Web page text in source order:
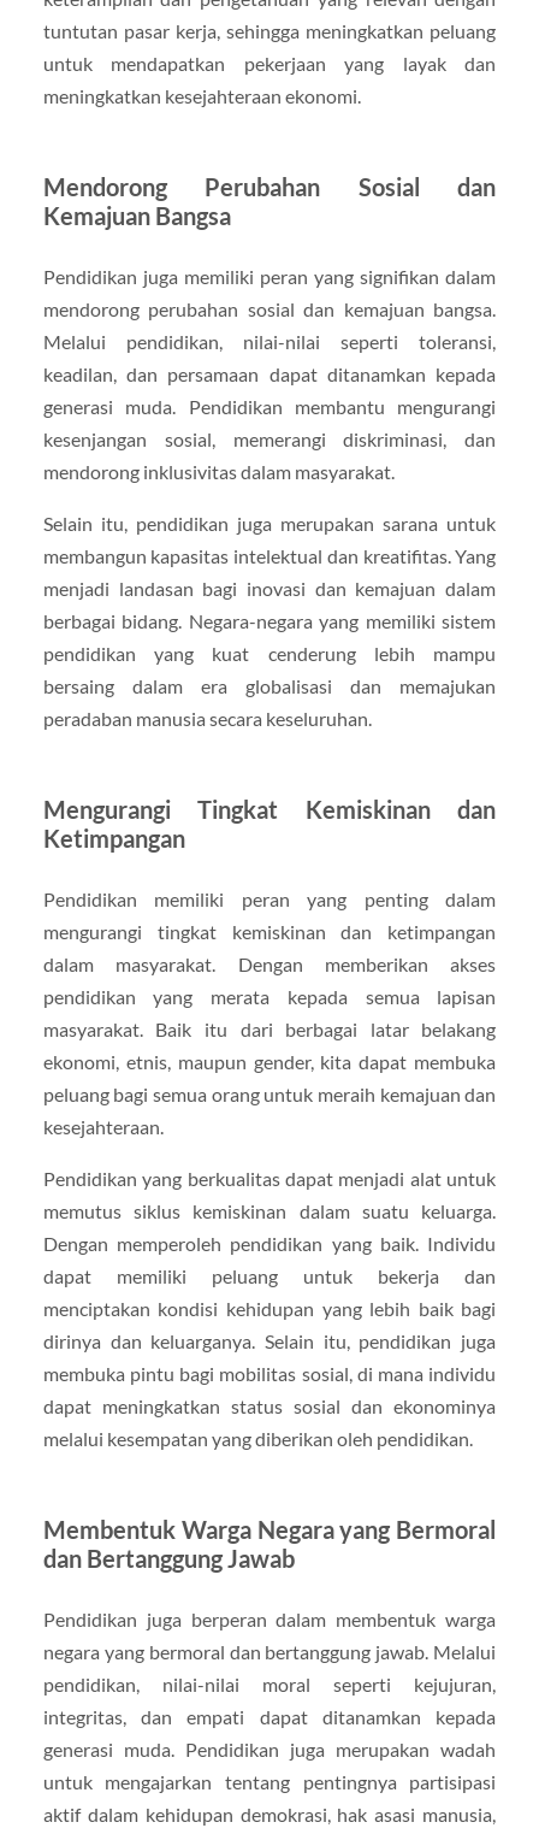
tuntutan pasar kerja, sehingga meningkatkan peluang
untuk mendapatkan pekerjaan yang layak dan
meningkatkan kesejahteraan ekonomi.
Mendorong Perubahan Sosial dan
Kemajuan Bangsa
Pendidikan juga memiliki peran yang signifikan dalam
mendorong perubahan sosial dan kemajuan bangsa.
Melalui pendidikan, nilai-nilai seperti toleransi,
keadilan, dan persamaan dapat ditanamkan kepada
generasi muda. Pendidikan membantu mengurangi
kesenjangan sosial, memerangi diskriminasi, dan
mendorong inklusivitas dalam masyarakat.
Selain itu, pendidikan juga merupakan sarana untuk
membangun kapasitas intelektual dan kreatifitas. Yang
menjadi landasan bagi inovasi dan kemajuan dalam
berbagai bidang. Negara-negara yang memiliki sistem
pendidikan yang kuat cenderung lebih mampu
bersaing dalam era globalisasi dan memajukan
peradaban manusia secara keseluruhan.
Mengurangi Tingkat Kemiskinan dan
Ketimpangan
Pendidikan memiliki peran yang penting dalam
mengurangi tingkat kemiskinan dan ketimpangan
dalam masyarakat. Dengan memberikan akses
pendidikan yang merata kepada semua lapisan
masyarakat. Baik itu dari berbagai latar belakang
ekonomi, etnis, maupun gender, kita dapat membuka
peluang bagi semua orang untuk meraih kemajuan dan
kesejahteraan.
Pendidikan yang berkualitas dapat menjadi alat untuk
memutus siklus kemiskinan dalam suatu keluarga.
Dengan memperoleh pendidikan yang baik. Individu
dapat memiliki peluang untuk bekerja dan
menciptakan kondisi kehidupan yang lebih baik bagi
dirinya dan keluarganya. Selain itu, pendidikan juga
membuka pintu bagi mobilitas sosial, di mana individu
dapat meningkatkan status sosial dan ekonominya
melalui kesempatan yang diberikan oleh pendidikan.
Membentuk Warga Negara yang Bermoral
dan Bertanggung Jawab
Pendidikan juga berperan dalam membentuk warga
negara yang bermoral dan bertanggung jawab. Melalui
pendidikan, nilai-nilai moral seperti kejujuran,
integritas, dan empati dapat ditanamkan kepada
generasi muda. Pendidikan juga merupakan wadah
untuk mengajarkan tentang pentingnya partisipasi
aktif dalam kehidupan demokrasi, hak asasi manusia,